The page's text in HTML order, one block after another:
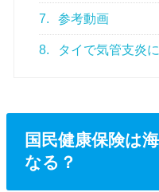
7. 参考動画
8. タイで気管支炎
国民健康保険は
なる？